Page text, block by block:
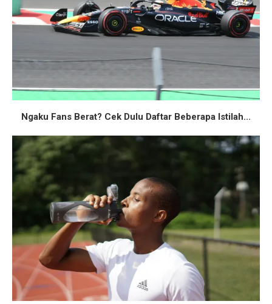
Ngaku Fans Berat? Cek Dulu Daftar Beberapa Istilah...